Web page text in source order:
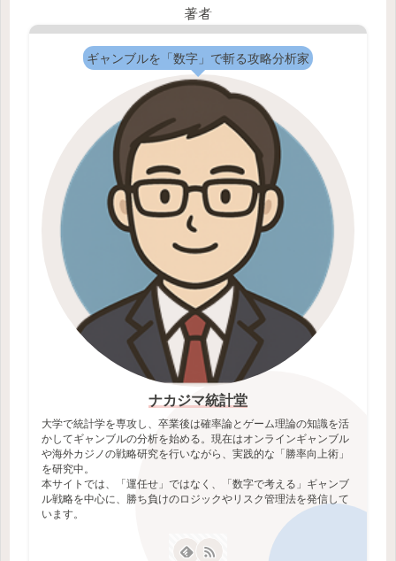
著者
ギャンブルを「数字」で斬る攻略分析家
ナカジマ統計堂
大学で統計学を専攻し、卒業後は確率論とゲーム理論の知識を活
かしてギャンブルの分析を始める。現在はオンラインギャンブル
や海外カジノの戦略研究を行いながら、実践的な「勝率向上術」
を研究中。
本サイトでは、「運任せ」ではなく、「数字で考える」ギャンブ
ル戦略を中心に、勝ち負けのロジックやリスク管理法を発信して
います。